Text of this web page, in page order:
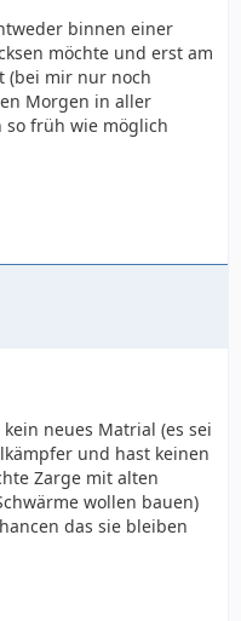
binnen einer
möchte und erst am
(bei mir nur noch
Morgen in aller
früh wie möglich
neues Matrial (es sei
und hast keinen
Zarge mit alten
wollen bauen)
das sie bleiben